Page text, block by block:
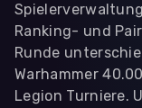
Ranking- und
Runde
Warhammer
Legion Turniere.